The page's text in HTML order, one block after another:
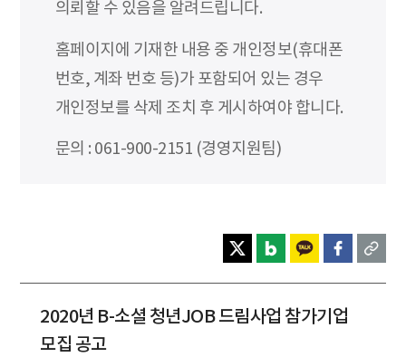
의뢰할 수 있음을 알려드립니다.
홈페이지에 기재한 내용 중 개인정보(휴대폰
번호, 계좌 번호 등)가 포함되어 있는 경우
개인정보를 삭제 조치 후 게시하여야 합니다.
문의 : 061-900-2151 (경영지원팀)
2020년 B-소셜 청년JOB 드림사업 참가기업
모집 공고